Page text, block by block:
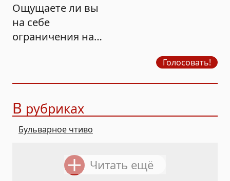
Ощущаете ли вы
на себе
ограничения на
Голосовать!
В рубриках
Бульварное чтиво
Читать ещё